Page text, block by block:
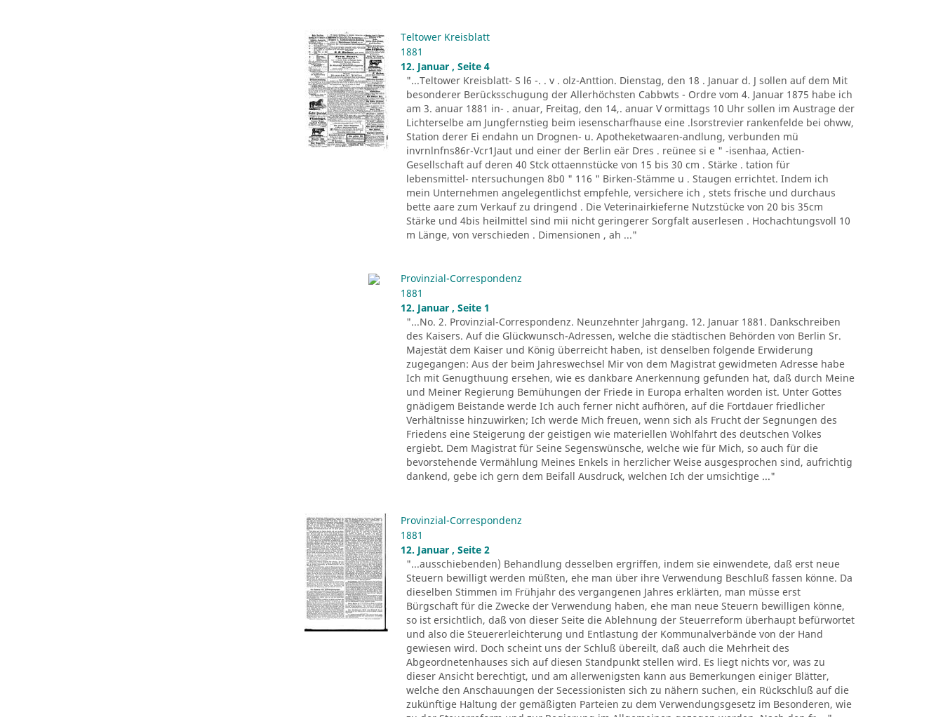
Teltower Kreisblatt
1881
12. Januar , Seite 4
"...Teltower Kreisblatt- S l6 -. . v . olz-Anttion. Dienstag, den 18 . Januar d. J sollen auf dem Mit
besonderer Berücksschugung der Allerhöchsten Cabbwts - Ordre vom 4. Januar 1875 habe ich
am 3. anuar 1881 in- . anuar, Freitag, den 14,. anuar V ormittags 10 Uhr sollen im Austrage der
Lichterselbe am Jungfernstieg beim iesenscharfhause eine .lsorstrevier rankenfelde bei ohww,
Station derer Ei endahn un Drognen- u. Apotheketwaaren-andlung, verbunden mü
invrnlnfns86r-Vcr1Jaut und einer der Berlin eär Dres . reünee si e " -isenhaa, Actien-
Gesellschaft auf deren 40 Stck ottaennstücke von 15 bis 30 cm . Stärke . tation für
lebensmittel- ntersuchungen 8b0 " 116 " Birken-Stämme u . Staugen errichtet. Indem ich
mein Unternehmen angelegentlichst empfehle, versichere ich , stets frische und durchaus
bette aare zum Verkauf zu dringend . Die Veterinairkieferne Nutzstücke von 20 bis 35cm
Stärke und 4bis heilmittel sind mii nicht geringerer Sorgfalt auserlesen . Hochachtungsvoll 10
m Länge, von verschieden . Dimensionen , ah ..."
Provinzial-Correspondenz
1881
12. Januar , Seite 1
"...No. 2. Provinzial-Correspondenz. Neunzehnter Jahrgang. 12. Januar 1881. Dankschreiben
des Kaisers. Auf die Glückwunsch-Adressen, welche die städtischen Behörden von Berlin Sr.
Majestät dem Kaiser und König überreicht haben, ist denselben folgende Erwiderung
zugegangen: Aus der beim Jahreswechsel Mir von dem Magistrat gewidmeten Adresse habe
Ich mit Genugthuung ersehen, wie es dankbare Anerkennung gefunden hat, daß durch Meine
und Meiner Regierung Bemühungen der Friede in Europa erhalten worden ist. Unter Gottes
gnädigem Beistande werde Ich auch ferner nicht aufhören, auf die Fortdauer friedlicher
Verhältnisse hinzuwirken; Ich werde Mich freuen, wenn sich als Frucht der Segnungen des
Friedens eine Steigerung der geistigen wie materiellen Wohlfahrt des deutschen Volkes
ergiebt. Dem Magistrat für Seine Segenswünsche, welche wie für Mich, so auch für die
bevorstehende Vermählung Meines Enkels in herzlicher Weise ausgesprochen sind, aufrichtig
dankend, gebe ich gern dem Beifall Ausdruck, welchen Ich der umsichtige ..."
Provinzial-Correspondenz
1881
12. Januar , Seite 2
"...ausschiebenden) Behandlung desselben ergriffen, indem sie einwendete, daß erst neue
Steuern bewilligt werden müßten, ehe man über ihre Verwendung Beschluß fassen könne. Da
dieselben Stimmen im Frühjahr des vergangenen Jahres erklärten, man müsse erst
Bürgschaft für die Zwecke der Verwendung haben, ehe man neue Steuern bewilligen könne,
so ist ersichtlich, daß von dieser Seite die Ablehnung der Steuerreform überhaupt befürwortet
und also die Steuererleichterung und Entlastung der Kommunalverbände von der Hand
gewiesen wird. Doch scheint uns der Schluß übereilt, daß auch die Mehrheit des
Abgeordnetenhauses sich auf diesen Standpunkt stellen wird. Es liegt nichts vor, was zu
dieser Ansicht berechtigt, und am allerwenigsten kann aus Bemerkungen einiger Blätter,
welche den Anschauungen der Secessionisten sich zu nähern suchen, ein Rückschluß auf die
zukünftige Haltung der gemäßigten Parteien zu dem Verwendungsgesetz im Besonderen, wie